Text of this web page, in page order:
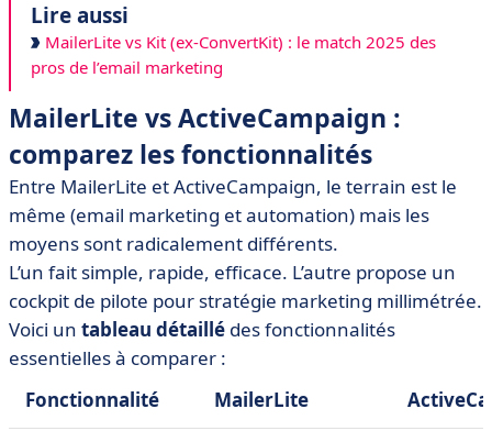
Lire aussi
MailerLite vs Kit (ex-ConvertKit) : le match 2025 des
pros de l’email marketing
MailerLite vs ActiveCampaign :
comparez les fonctionnalités
Entre MailerLite et ActiveCampaign, le terrain est le
même (email marketing et automation) mais les
moyens sont radicalement différents.
L’un fait simple, rapide, efficace. L’autre propose un
cockpit de pilote pour stratégie marketing millimétrée.
Voici un tableau détaillé des fonctionnalités
essentielles à comparer :
Fonctionnalité
MailerLite